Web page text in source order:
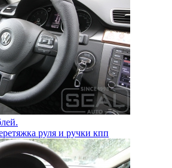
руля и ручки кпп